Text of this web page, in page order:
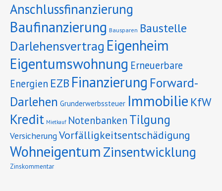
Anschlussfinanzierung
Baufinanzierung Bausparen Baustelle
Darlehensvertrag Eigenheim
Eigentumswohnung Erneuerbare
Energien EZB Finanzierung Forward-
Darlehen Grunderwerbssteuer Immobilie KfW
Kredit Mietkauf Notenbanken Tilgung
VersicherungVorfälligkeitsentschädigung
Wohneigentum Zinsentwicklung
Zinskommentar